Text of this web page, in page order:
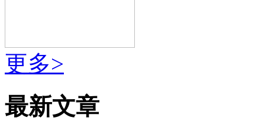
更多>
最新文章